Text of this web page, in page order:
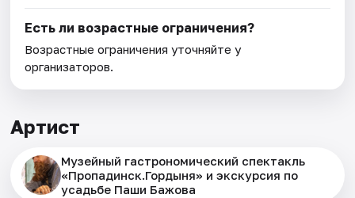
Есть ли возрастные ограничения?
Возрастные ограничения уточняйте у
организаторов.
Артист
Музейный гастрономический спектакль
«Пропадинск.Гордыня» и экскурсия по
усадьбе Паши Бажова